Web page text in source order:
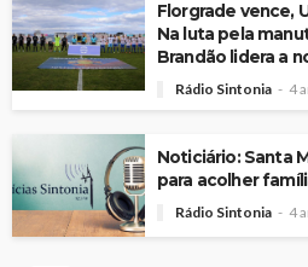
Florgrade vence,
Na luta pela
Brandão lidera a
Rádio Sintonia 4
Noticiário: Santa
para acolher
Rádio Sintonia 4